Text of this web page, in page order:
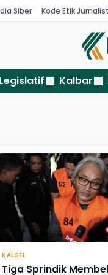
Siber Kode Etik
Legislatif Kalbar
KALSEL
Tiga Sprindik